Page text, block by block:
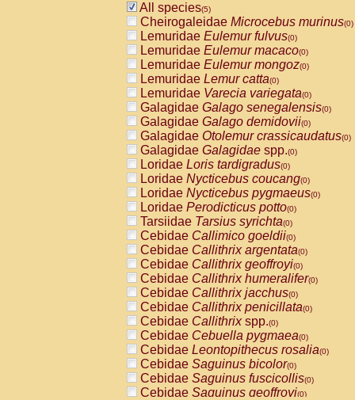
All species(5)
Cheirogaleidae Microcebus murinus(0)
Lemuridae Eulemur fulvus(0)
Lemuridae Eulemur macaco(0)
Lemuridae Eulemur mongoz(0)
Lemuridae Lemur catta(0)
Lemuridae Varecia variegata(0)
Galagidae Galago senegalensis(0)
Galagidae Galago demidovii(0)
Galagidae Otolemur crassicaudatus(0)
Galagidae Galagidae spp.(0)
Loridae Loris tardigradus(0)
Loridae Nycticebus coucang(0)
Loridae Nycticebus pygmaeus(0)
Loridae Perodicticus potto(0)
Tarsiidae Tarsius syrichta(0)
Cebidae Callimico goeldii(0)
Cebidae Callithrix argentata(0)
Cebidae Callithrix geoffroyi(0)
Cebidae Callithrix humeralifer(0)
Cebidae Callithrix jacchus(0)
Cebidae Callithrix penicillata(0)
Cebidae Callithrixspp.(0)
Cebidae Cebuella pygmaea(0)
Cebidae Leontopithecus rosalia(0)
Cebidae Saguinus bicolor(0)
Cebidae Saguinus fuscicollis(0)
Cebidae Saguinus geoffroyi(0)